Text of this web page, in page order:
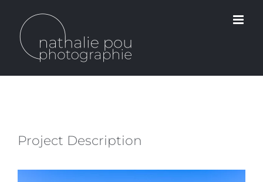
contenu
Project Description